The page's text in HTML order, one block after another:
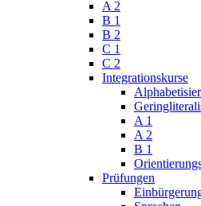
A 2
B 1
B 2
C 1
C 2
Integrationskurse
A 1
A 2
B 1
Prüfungen